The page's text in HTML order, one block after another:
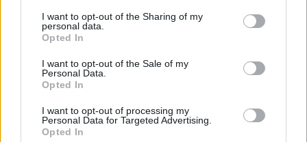
I want to opt-out of the Sharing of my
personal data.
Opted In
I want to opt-out of the Sale of my
Personal Data.
Opted In
I want to opt-out of processing my
Personal Data for Targeted Advertising.
Opted In
carta ancora libera,diventa automaticamente
un despota . Mentre invece costringere i cittadini
una lasciapassare di stampo stalinista è cosa
buona e giusta per questo ennesimo genio del
terrore virale.